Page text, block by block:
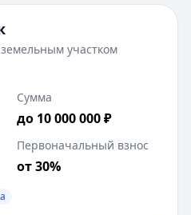
участком
Сумма
до 10 000 000 ₽
Первоначальный взнос
от 30%